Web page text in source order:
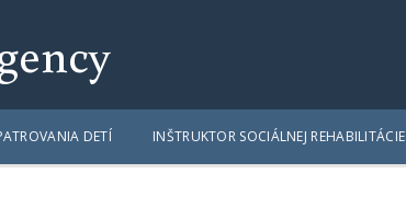
DETÍ INŠTRUKTOR SOCIÁLNEJ REHABILITÁCIE